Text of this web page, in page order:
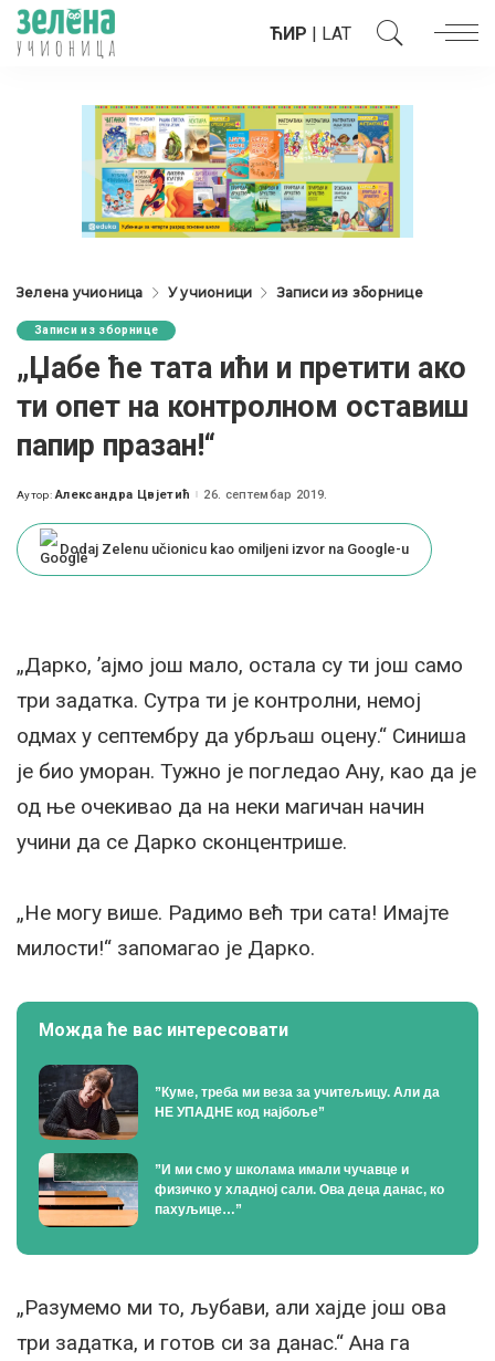
ЋИР | LAT
Зелена учионица У учионици Записи из зборнице
Записи из зборнице
„Џабе ће тата ићи и претити ако
ти опет на контролном оставиш
папир празан!“
Posted
Аутор: Александра Цвјетић 26. септембар 2019.
Dodaj Zelenu učionicu kao omiljeni izvor na Google-u
„Дарко, ’ајмо још мало, остала су ти још само
три задатка. Сутра ти је контролни, немој
одмах у септембру да убрљаш оцену.“ Синиша
је био уморан. Тужно је погледао Ану, као да је
од ње очекивао да на неки магичан начин
учини да се Дарко сконцентрише.
„Не могу више. Радимо већ три сата! Имајте
милости!“ запомагао је Дарко.
Можда ће вас интересовати
”Куме, треба ми веза за учитељицу. Али да
НЕ УПАДНЕ код најбоље”
”И ми смо у школама имали чучавце и
физичко у хладној сали. Ова деца данас, ко
пахуљице…”
„Разумемо ми то, љубави, али хајде још ова
три задатка, и готов си за данас.“ Ана га